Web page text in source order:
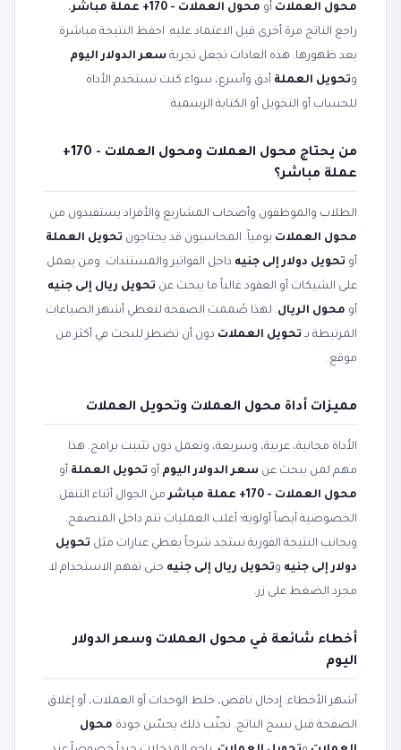
محول العملات أو محول العملات - 170+ عملة مباشر
،
راجع الناتج مرة أخرى قبل الاعتماد عليه. احفظ النتيجة مباشرة
بعد ظهورها. هذه العادات تجعل تجربة سعر الدولار اليوم
وتحويل العملة أدق وأسرع، سواء كنت تستخدم الأداة
للحساب أو التحويل أو الكتابة الرسمية.
من يحتاج محول العملات ومحول العملات - 170+
عملة مباشر؟
الطلاب والموظفون وأصحاب المشاريع والأفراد يستفيدون من
محول العملات يومياً. المحاسبون قد يحتاجون تحويل العملة
أو تحويل دولار إلى جنيه داخل الفواتير والمستندات. ومن يعمل
على الشيكات أو العقود غالباً ما يبحث عن تحويل ريال إلى جنيه
أو محول الريال. لهذا صُممت الصفحة لتغطي أشهر الصياغات
المرتبطة بـ تحويل العملات دون أن تضطر للبحث في أكثر من
موقع.
مميزات أداة محول العملات وتحويل العملات
الأداة مجانية، عربية، وسريعة، وتعمل دون تثبيت برامج. هذا
مهم لمن يبحث عن سعر الدولار اليوم أو تحويل العملة أو
محول العملات - 170+ عملة مباشر
من الجوال أثناء التنقل.
الخصوصية أيضاً أولوية؛ أغلب العمليات تتم داخل المتصفح.
وبجانب النتيجة الفورية ستجد شرحاً يغطي عبارات مثل تحويل
دولار إلى جنيه وتحويل ريال إلى جنيه حتى تفهم الاستخدام لا
مجرد الضغط على زر.
أخطاء شائعة في محول العملات وسعر الدولار
اليوم
أشهر الأخطاء: إدخال ناقص، خلط الوحدات أو العملات، أو إغلاق
الصفحة قبل نسخ الناتج. تجنّب ذلك يحسّن جودة محول